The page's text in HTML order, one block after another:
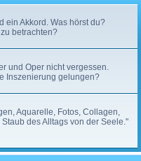
ein Akkord. Was hörst du?
betrachten?
und Oper nicht vergessen.
Inszenierung gelungen?
Aquarelle, Fotos, Collagen,
des Alltags von der Seele."